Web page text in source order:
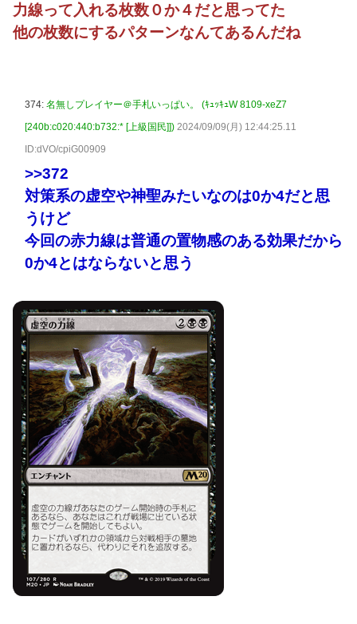
力線って入れる枚数０か４だと思ってた
他の枚数にするパターンなんてあるんだね
374: 名無しプレイヤー＠手札いっぱい。 (ｷｭｯｷｭW 8109-xeZ7
[240b:c020:440:b732:* [上級国民]]) 2024/09/09(月) 12:44:25.11
ID:dVO/cpiG00909
>>372
対策系の虚空や神聖みたいなのは0か4だと思
うけど
今回の赤力線は普通の置物感のある効果だから
0か4とはならないと思う